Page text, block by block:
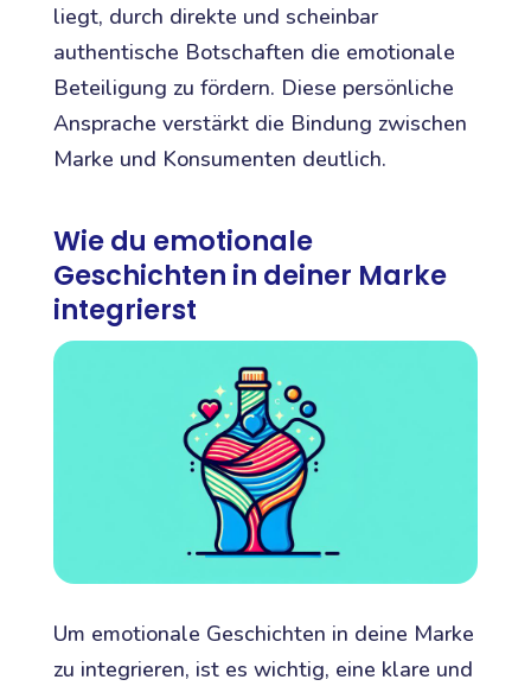
liegt, durch direkte und scheinbar
authentische Botschaften die emotionale
Beteiligung zu fördern. Diese persönliche
Ansprache verstärkt die Bindung zwischen
Marke und Konsumenten deutlich.
Wie du emotionale
Geschichten in deiner Marke
integrierst
Um emotionale Geschichten in deine Marke
zu integrieren, ist es wichtig, eine klare und